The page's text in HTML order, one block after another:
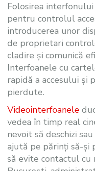
Folosirea
pentru controlul
introducerea unor
de proprietari
cladire și comunică
Interfoanele cu
rapidă a accesului și
pierdute.
Videointerfoanele
vedea în timp real
nevoit să deschizi
ajută pe părinți să-și
să evite contactul cu